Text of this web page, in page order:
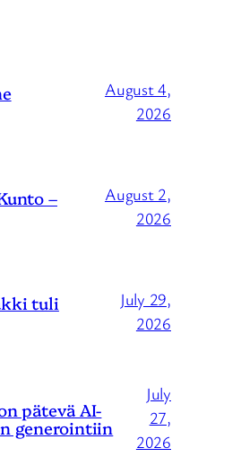
August 4,
2026
–
August 2,
2026
tuli
July 29,
2026
pätevä AI-
generointiin
July
27,
2026